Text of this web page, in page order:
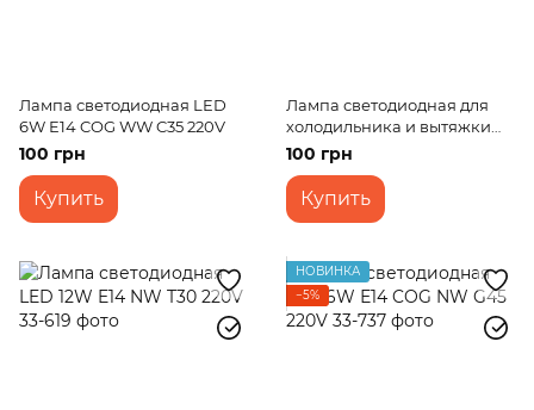
Лампа светодиодная LED
6W E14 COG WW C35 220V
100 грн
Купить
Лампа светодиодная для
холодильника и вытяжки
2,5W E14 NW S25 220V
100 грн
Купить
НОВИНКА
−5%